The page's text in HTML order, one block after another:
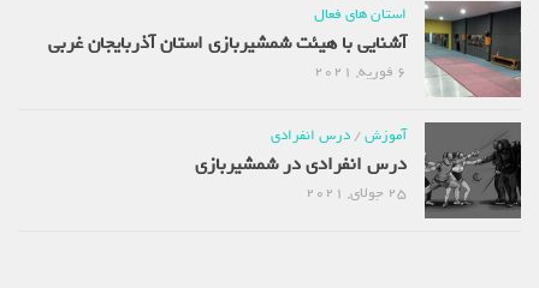
استان های فعال
آشنایی با هیئت شمشیربازی استان آذربایجان غربی
6 فوریه, 2021
آموزش/ درس انفرادی
درس انفرادی در شمشیربازی
25 جولای, 2021